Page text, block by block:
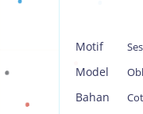
Motif
Model
Bahan